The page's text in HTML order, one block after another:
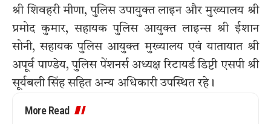
श्री शिवहरी मीणा, पुलिस उपायुक्त लाइन और मुख्यालय श्री
प्रमोद कुमार, सहायक पुलिस आयुक्त लाइन्स श्री ईशान
सोनी, सहायक पुलिस आयुक्त मुख्यालय एवं यातायात श्री
अपूर्व पाण्डेय, पुलिस पेंशनर्स अध्यक्ष रिटायर्ड डिप्टी एसपी श्री
सूर्यबली सिंह सहित अन्य अधिकारी उपस्थित रहे।
More Read